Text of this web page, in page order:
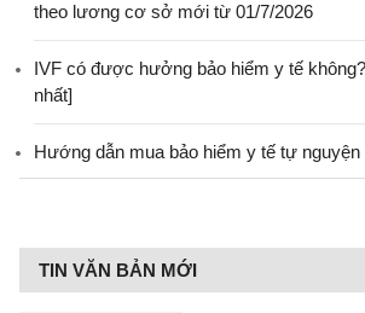
theo lương cơ sở mới từ 01/7/2026
IVF có được hưởng bảo hiểm y tế
nhất]
Hướng dẫn mua bảo hiểm y tế tự
TIN VĂN BẢN MỚI